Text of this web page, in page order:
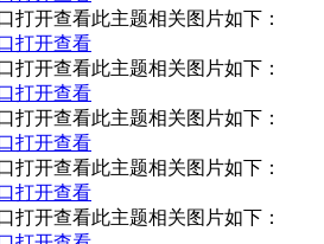
此主题相关图片如下：
此主题相关图片如下：
此主题相关图片如下：
此主题相关图片如下：
此主题相关图片如下：